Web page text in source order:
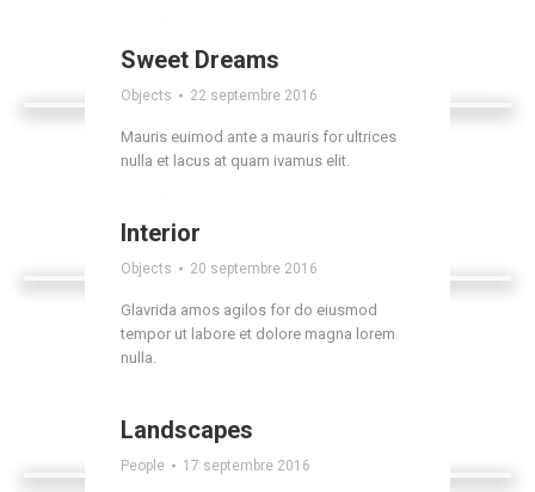
Sweet Dreams
Objects 22 septembre 2016
Mauris euimod ante a mauris for ultrices
nulla et lacus at quam ivamus elit.
Interior
Objects 20 septembre 2016
Glavrida amos agilos for do eiusmod
tempor ut labore et dolore magna lorem
nulla.
Landscapes
People 17 septembre 2016